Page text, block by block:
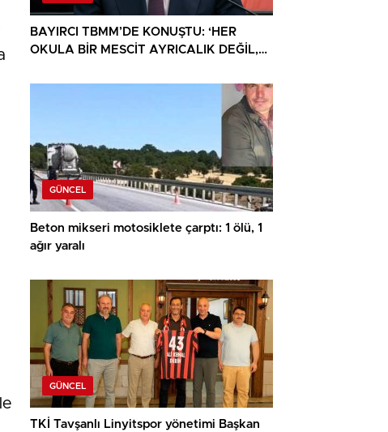
BAYIRCI TBMM’DE KONUŞTU: ‘HER
OKULA BİR MESCİT AYRICALIK DEĞİL,
GÜNCEL
Beton mikseri motosiklete çarptı: 1 ölü, 1
ağır yaralı
GÜNCEL
TKİ Tavşanlı Linyitspor yönetimi Başkan